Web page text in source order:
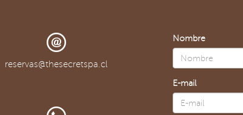
reservas@thesecretspa.cl
Nombre
E-mail